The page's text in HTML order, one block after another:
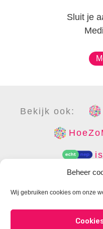
Beheer
Wij gebruiken cookies om onze
Sluit je
Bekijk ook: